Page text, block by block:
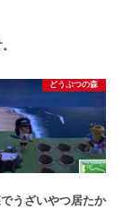
どうぶつの森
うざいやつ居たか